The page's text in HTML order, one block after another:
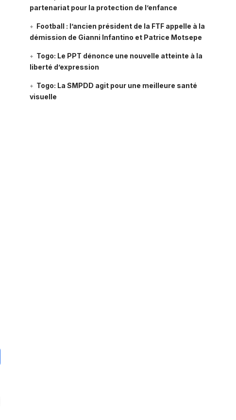
partenariat pour la protection de l’enfance
Football : l’ancien président de la FTF appelle à la
démission de Gianni Infantino et Patrice Motsepe
Togo: Le PPT dénonce une nouvelle atteinte à la
liberté d’expression
Togo: La SMPDD agit pour une meilleure santé
visuelle